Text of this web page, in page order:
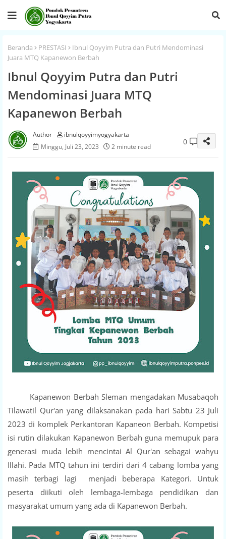
Beranda PRESTASI
Ibnul Qoyyim Putra dan Putri Mendominasi
Juara MTQ Kapanewon Berbah
Ibnul Qoyyim Putra dan Putri
Mendominasi Juara MTQ
Kapanewon Berbah
ibnulqoyyimyogyakarta
Minggu, Juli 23, 2023
2 minute read
0
Kapanewon Berbah Sleman mengadakan Musabaqoh
Tilawatil Qur'an yang dilaksanakan pada hari Sabtu 23 Juli
2023 di komplek Perkantoran Kapaneon Berbah. Kompetisi
isi rutin dilakukan Kapanewon Berbah guna memupuk para
generasi muda lebih mencintai Al Qur'an sebagai wahyu
Illahi. Pada MTQ tahun ini terdiri dari 4 cabang lomba yang
masih terbagi lagi menjadi beberapa Kategori. Untuk
peserta diikuti oleh lembaga-lembaga pendidikan dan
masyarakat umum yang ada di Kapanewon Berbah.